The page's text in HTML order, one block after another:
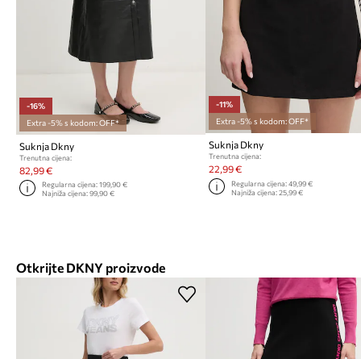
-16%
Extra -5% s kodom: OFF*
Suknja Dkny
Trenutna cijena:
82,99 €
Regularna cijena:199,90 €
Najniža cijena:99,90 €
-11%
Extra -5% s kodom: OFF*
Suknja Dkny
Trenutna cijena:
22,99 €
Regularna cijena: 49,99 €
Najniža cijena: 25,99 €
Otkrijte DKNY proizvode